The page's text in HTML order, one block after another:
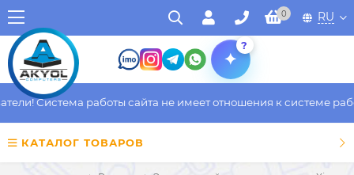
0 RU
?
Система работы сайта не имеет отношения к системе
КАТАЛОГ ТОВАРОВ